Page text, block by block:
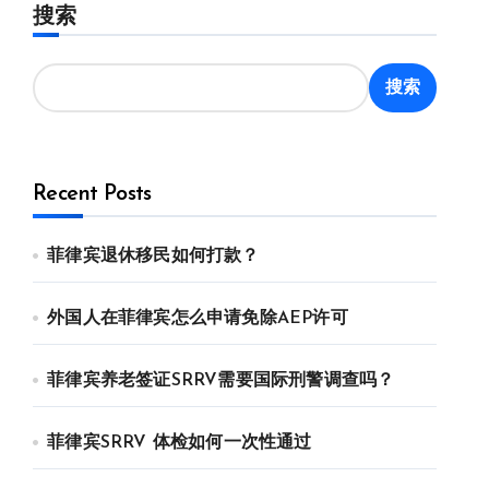
搜索
搜索
Recent Posts
菲律宾退休移民如何打款？
外国人在菲律宾怎么申请免除AEP许可
菲律宾养老签证SRRV需要国际刑警调查吗？
菲律宾SRRV 体检如何一次性通过